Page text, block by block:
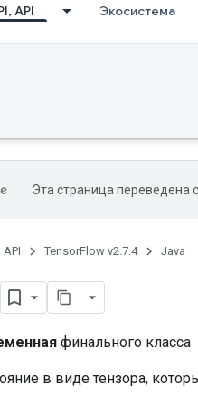
API Экосистема
Эта страница переведена
API TensorFlow v2.7.4 Java
финального класса
в виде тензора,